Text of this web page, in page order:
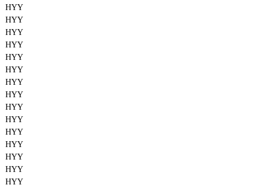
HYY
HYY
HYY
HYY
HYY
HYY
HYY
HYY
HYY
HYY
HYY
HYY
HYY
HYY
HYY